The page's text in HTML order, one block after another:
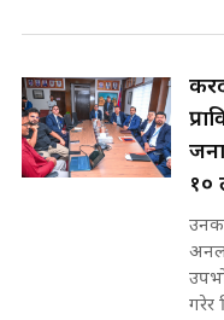
१०
गरेर